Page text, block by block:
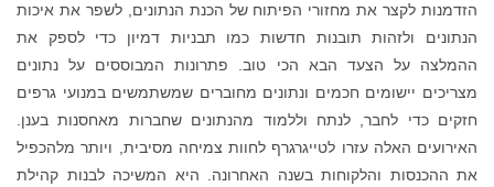
הזדמנות לקצר את מחזורי הפיתוח של הכנת הנתונים, לשפר את איכות
הנתונים ולזהות תובנות חדשות כמו תבניות דמיון כדי לספק את
ההמלצה על הצעד הבא הכי טוב. פתרונות המבוססים על נתונים
מצריכים יישומים חכמים ונתונים מחוברים שמשתמשים במנועי גרפים
חזקים כדי לחבר, לנתח וללמוד מהנתונים שחברות מאחסנות בענן.
האירועים האלה עזרו לטייגרגרף לחוות צמיחה מסיבית, ויותר מלהכפיל
את ההכנסות והלקוחות בשנה האחרונה. היא המשיכה לבנות קהילת